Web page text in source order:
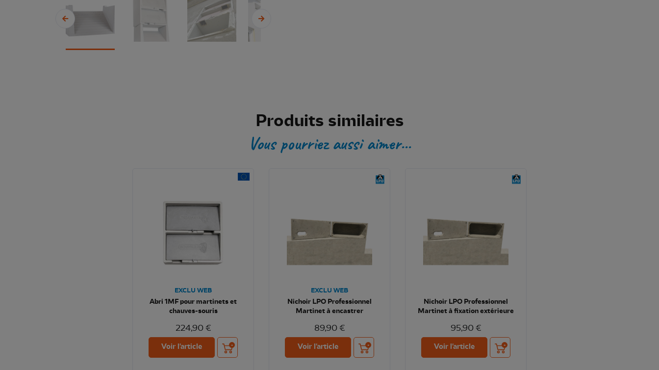
Produits similaires
Vous pourriez aussi aimer...
EXCLU WEB
Abri 1MF pour martinets et
chauves-souris
224,90 €
Voir l'article Ajouter au panier
EXCLU WEB
Nichoir LPO Professionnel
Martinet à encastrer
89,90 €
Voir l'article Ajouter au panier
Nichoir LPO Professionnel
Martinet à fixation extérieure
95,90 €
Voir l'article Ajouter au panier